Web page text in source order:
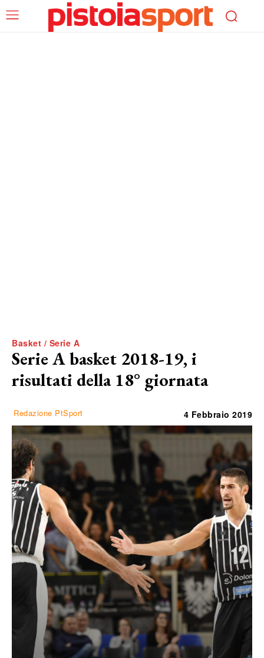
Basket / Serie A
Serie A basket 2018-19, i
risultati della 18° giornata
Redazione PtSport 4 Febbraio 2019